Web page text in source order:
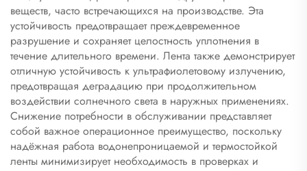
веществ, часто встречающихся на производстве. Эта
устойчивость предотвращает преждевременное
разрушение и сохраняет целостность уплотнения в
течение длительного времени. Лента также демонстрирует
отличную устойчивость к ультрафиолетовому излучению,
предотвращая деградацию при продолжительном
воздействии солнечного света в наружных применениях.
Снижение потребности в обслуживании представляет
собой важное операционное преимущество, поскольку
надёжная работа водонепроницаемой и термостойкой
ленты минимизирует необходимость в проверках и